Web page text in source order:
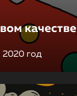
качестве
2020 год